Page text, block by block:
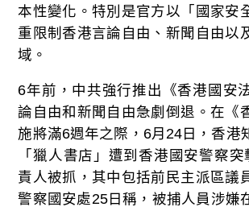
本性變化。特別是官方以「國家安
重限制香港言論自由、新聞自由以
域。
6年前，中共強行推出《香港國安
論自由和新聞自由急劇倒退。在《
施將滿6週年之際，6月24日，香港
「獵人書店」遭到香港國安警察
責人被抓，其中包括前民主派區議
警察國安處25日稱，被捕人員涉嫌